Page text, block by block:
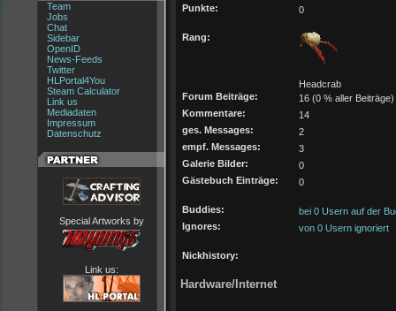
Team
Jobs
Chat
Sidebar
OpenID
News-Feeds
Twitter
HLPortal4You
Steam Calculator
Link us
Mediadaten
Impressum
Datenschutz
Special Artworks by
Link us:
Punkte:
0
Rang:
Headcrab
Forum Beiträge:
16 (0 % aller Beiträge)
Kommentare:
14
ges. Messages:
2
empf. Messages:
3
Galerie Bilder:
0
Gästebuch Einträge:
0
Buddies:
bei 0 Usern auf der
Ignores:
von 0 Usern ignoriert
Nickhistory:
Hardware/Internet